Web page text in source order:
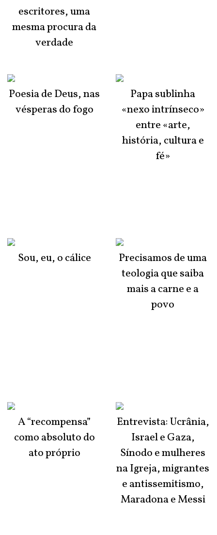
escritores, uma
mesma procura da
verdade
Poesia de Deus, nas
vésperas do fogo
Sou, eu, o cálice
A “recompensa”
como absoluto do
ato próprio
Papa sublinha
«nexo intrínseco»
entre «arte,
história, cultura e
fé»
Precisamos de uma
teologia que saiba
mais a carne e a
povo
Entrevista: Ucrânia,
Israel e Gaza,
Sínodo e mulheres
na Igreja, migrantes
e antissemitismo,
Maradona e Messi